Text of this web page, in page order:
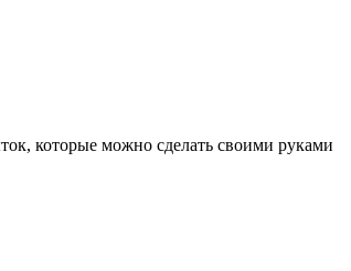
которые можно сделать своими руками